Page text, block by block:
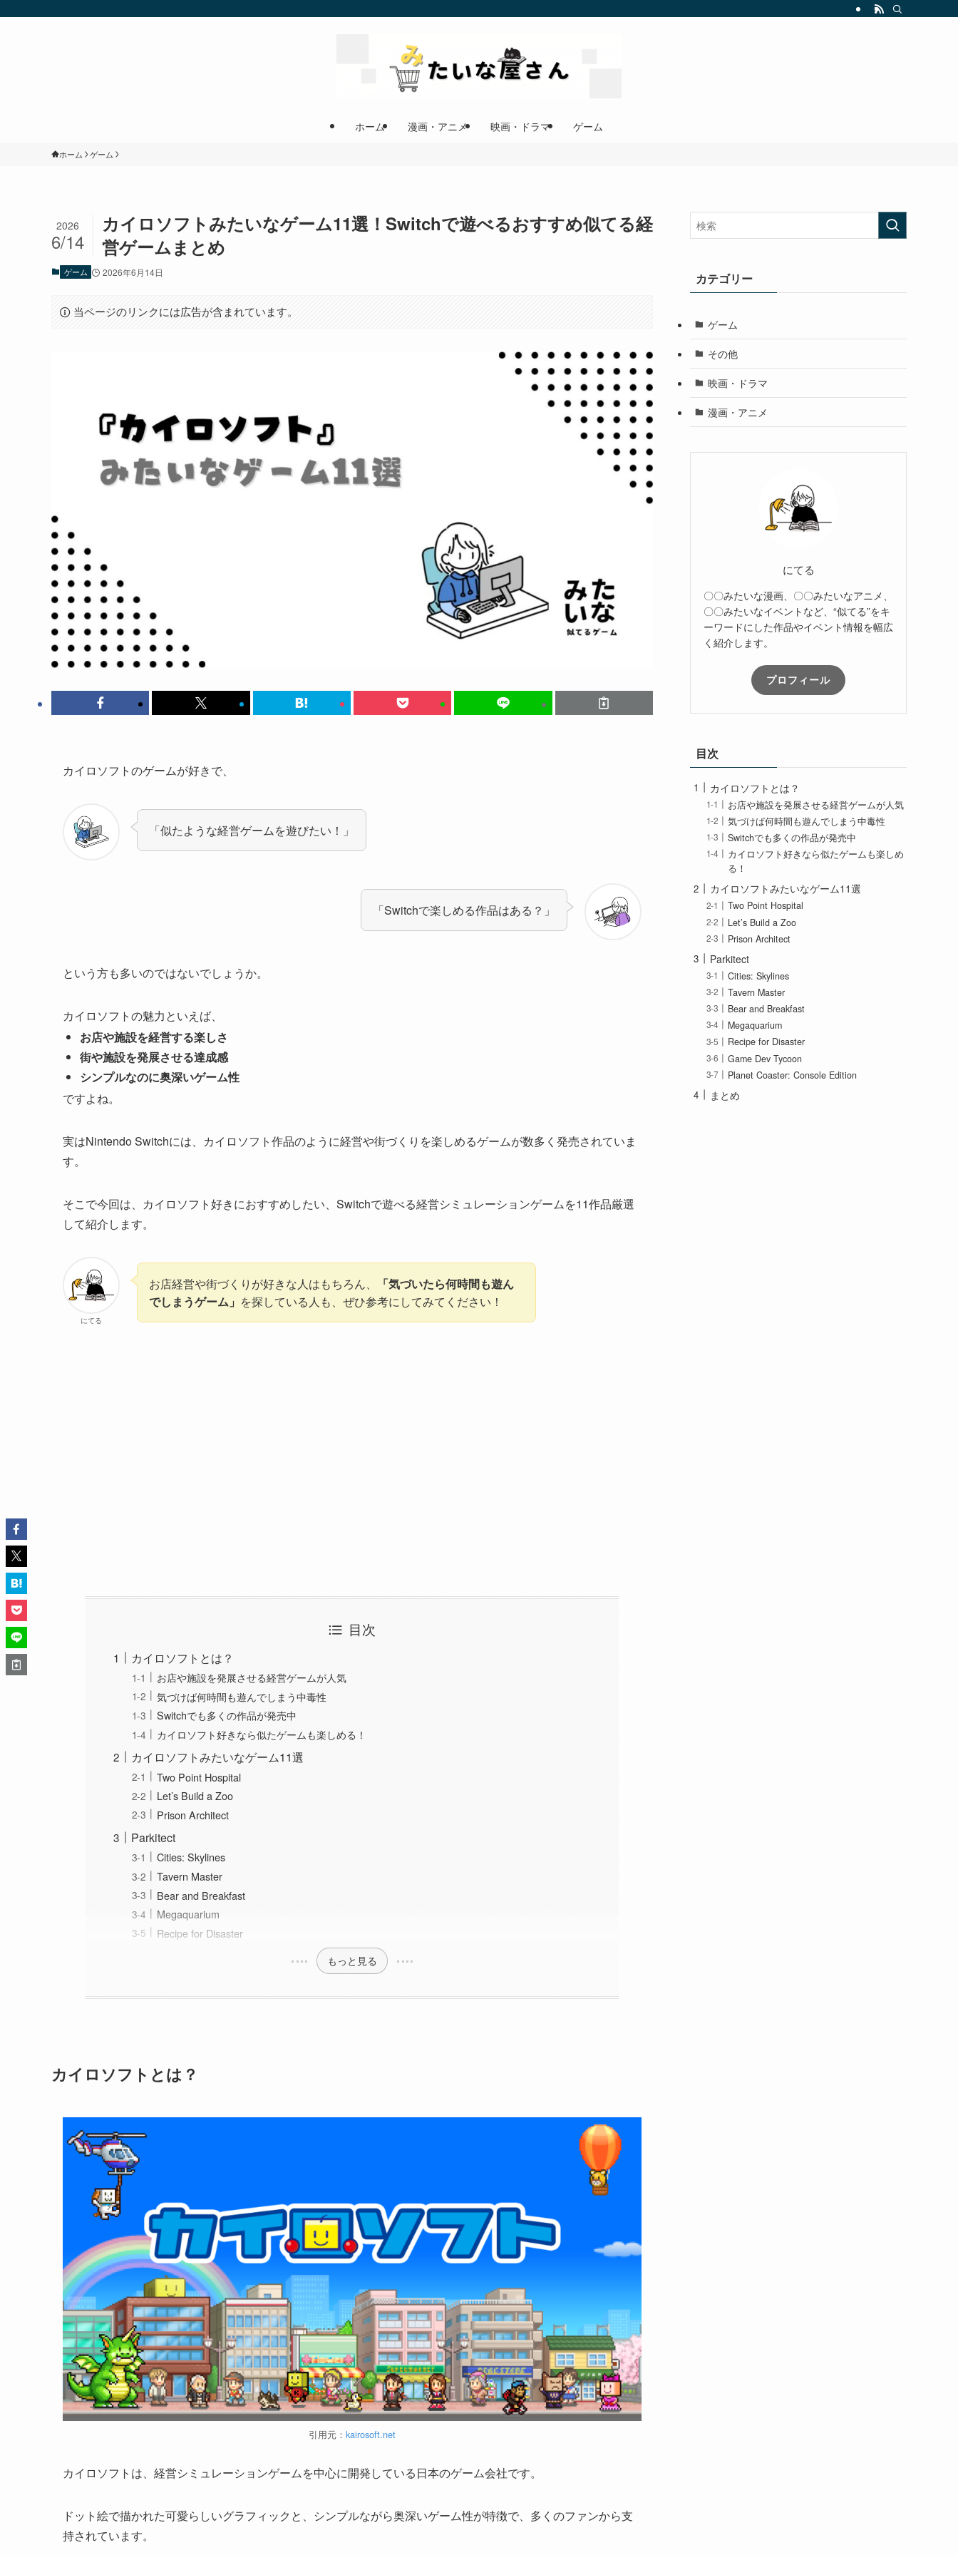
ホーム 漫画・アニメ 映画・ドラマ ゲーム
ホーム ゲーム
カイロソフトみたいなゲーム11選！Switchで遊べるおすすめ似てる経
営ゲームまとめ
2026
6/14
ゲーム 2026年6月14日
当ページのリンクには広告が含まれています。
カイロソフトのゲームが好きで、
「似たような経営ゲームを遊びたい！」
「Switchで楽しめる作品はある？」
という方も多いのではないでしょうか。
カイロソフトの魅力といえば、
お店や施設を経営する楽しさ
街や施設を発展させる達成感
シンプルなのに奥深いゲーム性
ですよね。
実はNintendo Switchには、カイロソフト作品のように経営や街づくりを楽しめるゲームが数多く発売されていま
す。
そこで今回は、カイロソフト好きにおすすめしたい、Switchで遊べる経営シミュレーションゲームを11作品厳選
して紹介します。
にてる
お店経営や街づくりが好きな人はもちろん、
「気づいたら何時間も遊ん
でしまうゲーム」 を探している人も、ぜひ参考にしてみてください！
目次
カイロソフトとは？
お店や施設を発展させる経営ゲームが人気
気づけば何時間も遊んでしまう中毒性
Switchでも多くの作品が発売中
カイロソフト好きなら似たゲームも楽しめる！
カイロソフトみたいなゲーム11選
Two Point Hospital
Let’s Build a Zoo
Prison Architect
Parkitect
Cities: Skylines
Tavern Master
Bear and Breakfast
Megaquarium
Recipe for Disaster
もっと見る
カイロソフトとは？
引用元： kairosoft.net
カイロソフトは、経営シミュレーションゲームを中心に開発している日本のゲーム会社です。
ドット絵で描かれた可愛らしいグラフィックと、シンプルながら奥深いゲーム性が特徴で、多くのファンから支
持されています。
カテゴリー
ゲーム
その他
映画・ドラマ
漫画・アニメ
にてる
〇〇みたいな漫画、〇〇みたいなアニメ、
〇〇みたいなイベントなど、“似てる”をキ
ーワードにした作品やイベント情報を幅広
く紹介します。
プロフィール
目次
カイロソフトとは？
お店や施設を発展させる経営ゲームが人気
気づけば何時間も遊んでしまう中毒性
Switchでも多くの作品が発売中
カイロソフト好きなら似たゲームも楽しめ
る！
カイロソフトみたいなゲーム11選
Two Point Hospital
Let’s Build a Zoo
Prison Architect
Parkitect
Cities: Skylines
Tavern Master
Bear and Breakfast
Megaquarium
Recipe for Disaster
Game Dev Tycoon
Planet Coaster: Console Edition
まとめ